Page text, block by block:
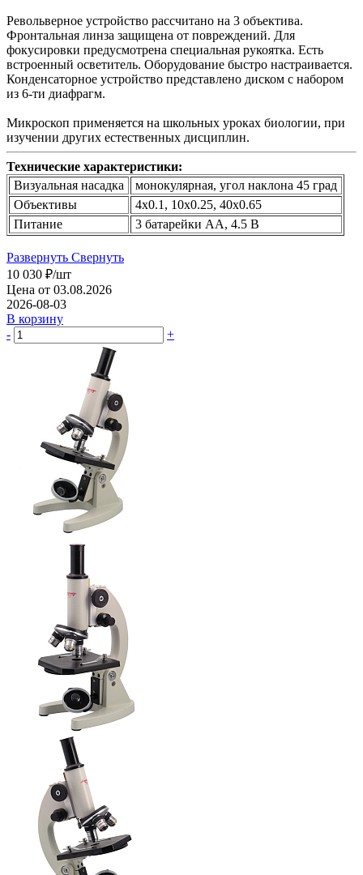
Револьверное устройство рассчитано на 3 объектива.
Фронтальная линза защищена от повреждений. Для
фокусировки предусмотрена специальная рукоятка. Есть
встроенный осветитель. Оборудование быстро настраивается.
Конденсаторное устройство представлено диском с набором
из 6-ти диафрагм.
Микроскоп применяется на школьных уроках биологии, при
изучении других естественных дисциплин.
Технические характеристики:
Визуальная насадка
монокулярная, угол наклона 45 град
Объективы
4х0.1, 10х0.25, 40х0.65
Питание
3 батарейки АА, 4.5 В
Развернуть Свернуть
10 030 ₽/шт
Цена от 03.08.2026
2026-08-03
В корзину
-
+